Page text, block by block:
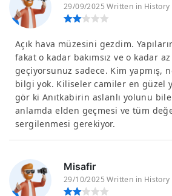
29/09/2025 Written in History
Açık hava müzesini gezdim.
fakat o kadar bakımsız ve o kadar az
geçiyorsunuz sadece. Kim yapmış,
bilgi yok. Kiliseler camiler en güzel
gör ki Anıtkabirin aslanlı yolunu
anlamda elden geçmesi ve tüm
sergilenmesi gerekiyor.
Misafir
29/10/2025 Written in History